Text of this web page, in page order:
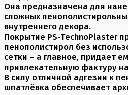
Она предназначена для
сложных
внутреннего декора.
Покрытие PS-TechnoPlaster
пенополистирол без
сетки – а главное, придает
привлекательную фактуру
В силу отличной адгезии к
шпатлёвка обеспечивает